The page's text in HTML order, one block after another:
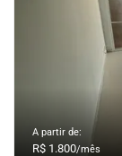
A partir de:
R$ 1.800/mês